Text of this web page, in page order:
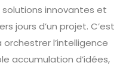
innovantes et
jours d’un projet. C’est
l’intelligence
accumulation d’idées,